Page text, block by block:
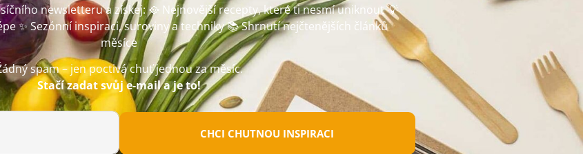
newsletteru a získej: 🥘 Nejnovější recepty, které ti nesmí uniknout 💡
✨ Sezónní inspiraci, suroviny a techniky 📚 Shrnutí nejčtenějších článků
měsíce
spam – jen poctivá chuť jednou za měsíc.
Stačí zadat svůj e-mail a je to!
CHCI CHUTNOU INSPIRACI